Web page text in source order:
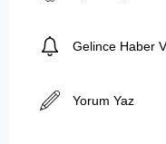
Gelince Haber
Yorum Yaz